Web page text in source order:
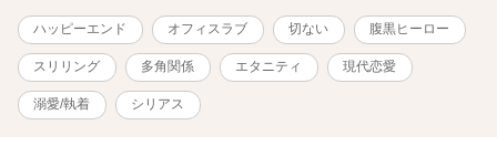
話です。 ◎恋愛や人間関係に傷ついた登場人物ばかりでシリアスで
重たいシーン多め。腹黒や悪役もいますが全ての登場人物が物語を
経て成長していきます。 ◎（微量）ざまぁ＆スカッと・（一部の
み）下品な表現・（一部のみ）無理矢理の描写あり。稀に予告無く
入ります。苦手な方は気をつけて読み進めて頂けたら幸いです。 ◎
作中に出てくる企業、情報、登場人物が持つ知識等は創作上のフィ
ハッピーエンド オフィスラブ 切ない 腹黒ヒーロー
スリリング 多角関係 エタニティ 現代恋愛
溺愛/執着 シリアス